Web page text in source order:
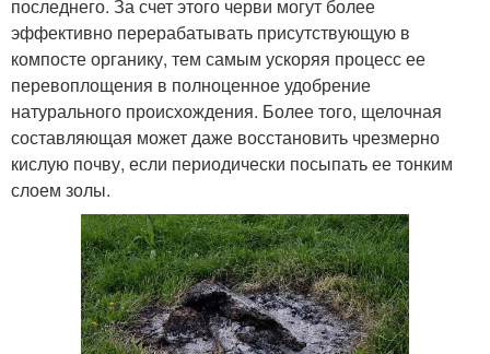
последнего. За счет этого черви могут более
эффективно перерабатывать присутствующую в
компосте органику, тем самым ускоряя процесс ее
перевоплощения в полноценное удобрение
натурального происхождения. Более того, щелочная
составляющая может даже восстановить чрезмерно
кислую почву, если периодически посыпать ее тонким
слоем золы.